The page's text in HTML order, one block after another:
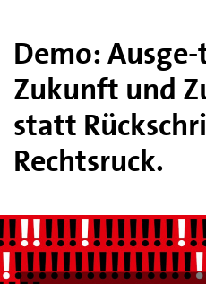
Demo:
Zukunft und
statt
Rechtsruck.